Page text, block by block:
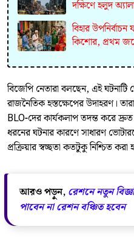
দক্ষিণে হলুদ
বিহার
কিশোর, প্রথম
বিজেপি নেতারা বলছেন, এই ঘটনাটি
রাজনৈতিক হস্তক্ষেপের উদাহরণ।
BLO-দের কার্যকলাপ তদন্ত করে দ্রুত
ধরনের ঘটনার কারণে সাধারণ
প্রক্রিয়ার স্বচ্ছতা কতটুকু নিশ্চিত করা
আরও পড়ুন, রেশনে নতুন
পাবেন না রেশন বঞ্চিত হবেন